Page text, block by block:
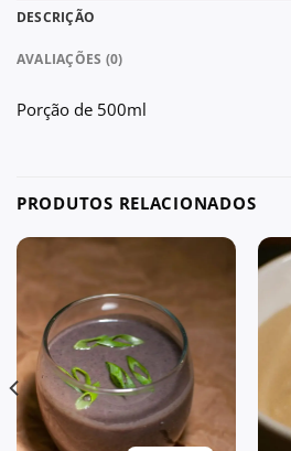
DESCRIÇÃO
AVALIAÇÕES (0)
Porção de 500ml
PRODUTOS RELACIONADOS